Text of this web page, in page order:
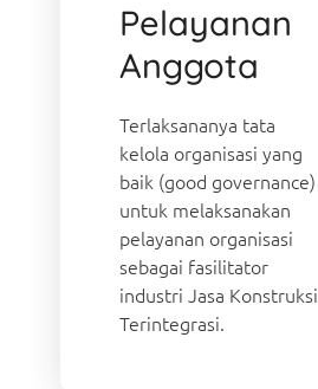
Pelayanan
Anggota
Terlaksananya tata
kelola organisasi yang
baik (good governance)
untuk melaksanakan
pelayanan organisasi
sebagai fasilitator
industri Jasa Konstruksi
Terintegrasi.